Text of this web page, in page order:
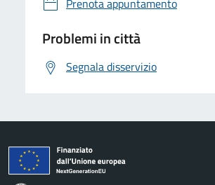
Problemi in città
Segnala disservizio